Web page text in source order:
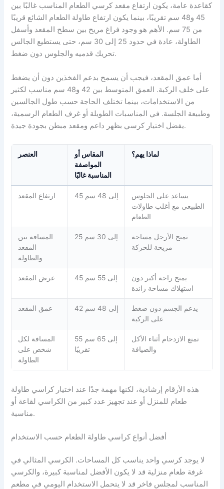
كقاعدة عامة، يكون ارتفاع مقعد كرسي الطعام المناسب غالبًا بين
45 و48 سم تقريبًا، بينما يكون ارتفاع طاولة الطعام الشائع قريبًا
من 75 سم. الأهم هو وجود فراغ مريح بين سطح المقعد وأسفل
الطاولة، عادة في حدود 25 إلى 30 سم، حتى يستطيع الجالس
تحريك قدميه والجلوس دون ضغط.
أما عمق المقعد، فيجب أن يسمح بدعم الفخذين دون أن يضغط
على خلف الركبة. العمق المتوسط بين 42 و48 سم مناسب لكثير
من الاستخدامات، بينما تختلف الحاجة حسب طول الجالسين
وطبيعة الجلسة. في المناسبات الطويلة أو غرف الطعام الرسمية،
يفضل اختيار كرسي بظهر داعم ومقعد مبطن بجودة جيدة.
العنصر
المقاس أو
المواصفة
المناسبة غالبًا
لماذا يهم؟
ارتفاع المقعد 45 إلى 48 سم
يساعد على الجلوس
الطبيعي مع أغلب طاولات
الطعام
المسافة بين
المقعد
والطاولة
25 إلى 30 سم
تمنح الأرجل مساحة
مريحة للحركة
عرض المقعد 45 إلى 55 سم
يمنح راحة أكبر دون
استهلاك مساحة زائدة
عمق المقعد 42 إلى 48 سم
يدعم الجسم دون ضغط
على الركبة
المسافة لكل
شخص على
الطاولة
55 إلى 65 سم
تقريبًا
تمنع الازدحام أثناء الأكل
والضيافة
هذه الأرقام إرشادية، لكنها مهمة جدًا عند اختيار كراسي طاولة
طعام للمنزل أو عند تجهيز عدد كبير من الكراسي لقاعة أو
مناسبة.
أفضل أنواع كراسي طاولة الطعام حسب الاستخدام
لا يوجد كرسي واحد يناسب كل المساحات. الكرسي المثالي في
غرفة طعام منزلية قد لا يكون الأفضل لمناسبة كبيرة، والكرسي
المناسب لمجلس فاخر قد لا يتحمل الاستخدام اليومي في مطعم